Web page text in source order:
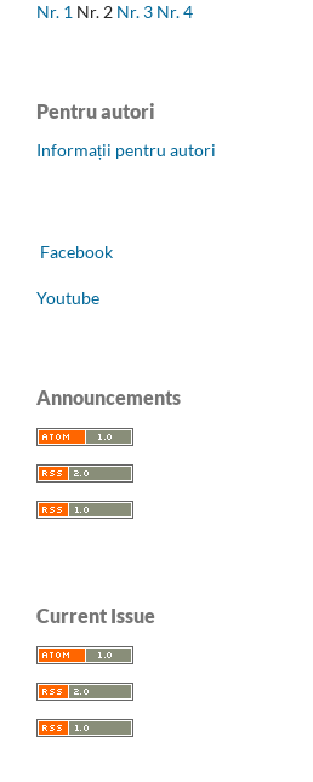
Nr. 1 Nr. 2 Nr. 3 Nr. 4
Pentru autori
Informații pentru autori
Facebook
Youtube
Announcements
Current Issue